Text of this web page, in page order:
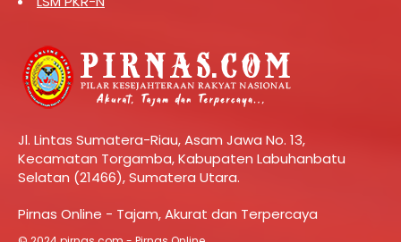
Jl. Lintas Sumatera-Riau, Asam Jawa No. 13,
Kecamatan Torgamba, Kabupaten Labuhanbatu
Selatan (21466), Sumatera Utara.
Pirnas Online - Tajam, Akurat dan Terpercaya